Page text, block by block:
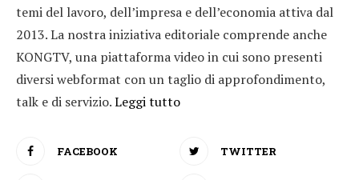
temi del lavoro, dell’impresa e dell’economia attiva dal
2013. La nostra iniziativa editoriale comprende anche
KONGTV, una piattaforma video in cui sono presenti
diversi webformat con un taglio di approfondimento,
talk e di servizio.Leggi tutto
FACEBOOK TWITTER